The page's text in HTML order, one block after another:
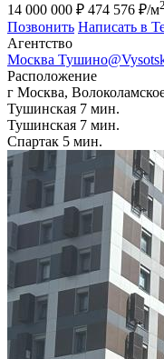
14 000 000 ₽ 474 576 ₽/м2
Позвонить Написать в
Агентcтво
Москва
Расположение
г Москва,
Тушинская 7 мин.
Тушинская 7 мин.
Спартак 5 мин.